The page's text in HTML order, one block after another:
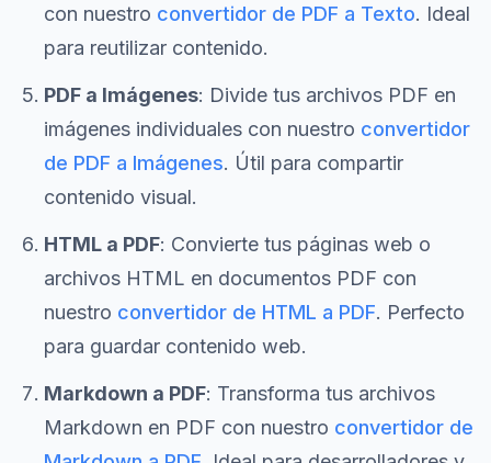
con nuestro convertidor de PDF a Texto. Ideal
para reutilizar contenido.
PDF a Imágenes: Divide tus archivos PDF en
imágenes individuales con nuestro convertidor
de PDF a Imágenes. Útil para compartir
contenido visual.
HTML a PDF: Convierte tus páginas web o
archivos HTML en documentos PDF con
nuestro convertidor de HTML a PDF. Perfecto
para guardar contenido web.
Markdown a PDF: Transforma tus archivos
Markdown en PDF con nuestro convertidor de